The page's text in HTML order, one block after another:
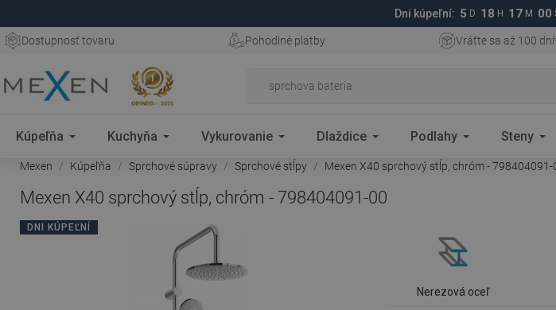
Dni kúpeľní: 5 D 18 H 16 M 59
Dostupnosť tovaru Pohodlné platby Vráťte sa až 100
Kúpeľňa Kuchyňa Vykurovanie Dlaždice Podlahy Steny
Mexen Kúpeľňa Sprchové súpravy Sprchové stĺpy Mexen X40 sprchový stĺp, chróm - 798404091-
Mexen X40 sprchový stĺp, chróm - 798404091-00
DNI KÚPEĽNÍ
Nerezová oceľ